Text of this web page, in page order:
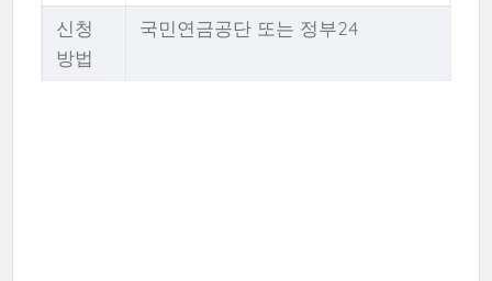
신청
방법
국민연금공단 또는 정부24